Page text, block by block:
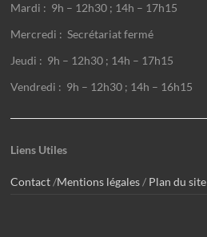
Mardi : 9h – 12h30 ; 14h – 17h15
Mercredi : Secrétariat fermé
Jeudi : 9h – 12h30 ; 14h – 17h15
Vendredi : 9h – 12h30 ; 14h – 16h15
Liens Utiles
Contact/Mentions légales/ Plan du site